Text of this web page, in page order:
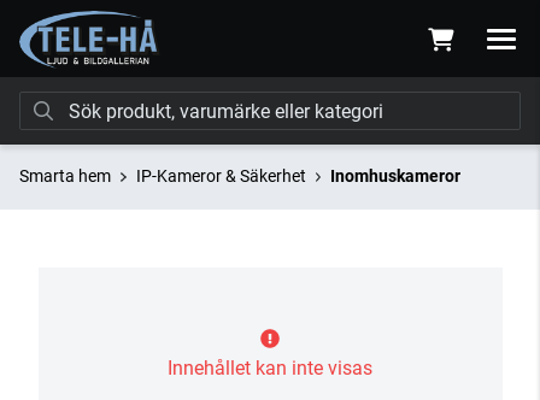
Smarta hem IP-Kameror & Säkerhet Inomhuskameror
Innehållet kan inte visas